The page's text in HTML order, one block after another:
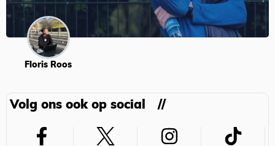
Floris Roos
Volg ons ook op social